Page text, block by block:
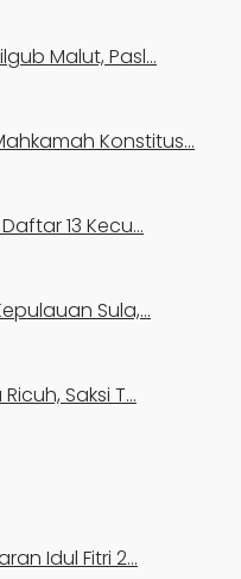
Malut, Pasl…
Konstitus…
13 Kecu…
Sula,…
Saksi T…
Idul Fitri 2…